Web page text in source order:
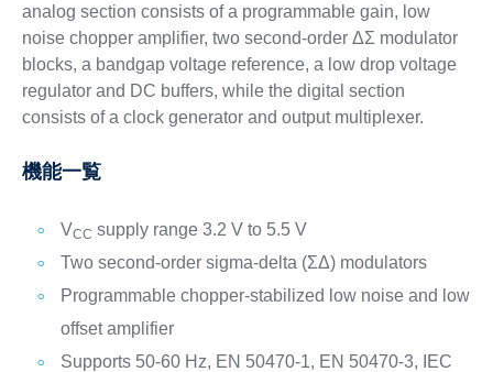
analog section consists of a programmable gain, low
noise chopper amplifier, two second-order ΔΣ modulator
blocks, a bandgap voltage reference, a low drop voltage
regulator and DC buffers, while the digital section
consists of a clock generator and output multiplexer.
機能一覧
VCC supply range 3.2 V to 5.5 V
Two second-order sigma-delta (ΣΔ) modulators
Programmable chopper-stabilized low noise and low
offset amplifier
Supports 50-60 Hz, EN 50470-1, EN 50470-3, IEC